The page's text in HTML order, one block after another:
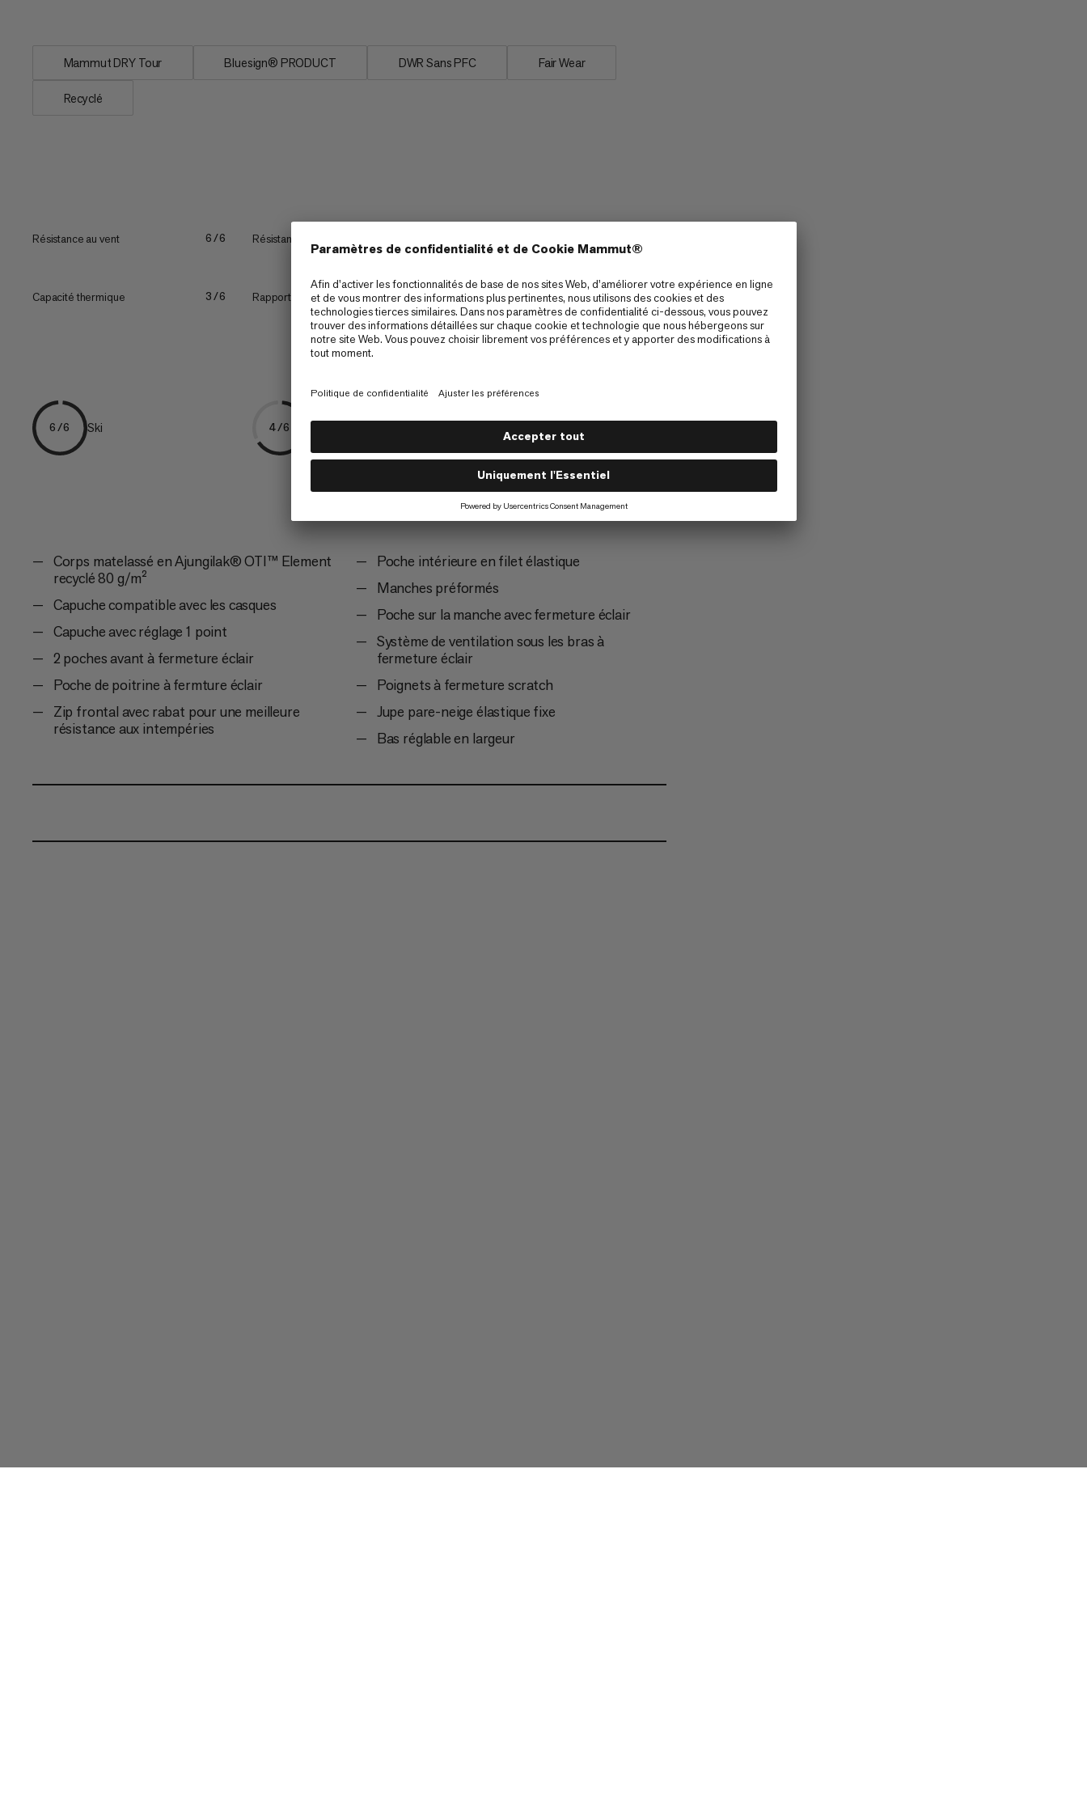
Mammut DRY Tour Bluesign® PRODUCT DWR Sans PFC Fair Wear
Recyclé
Résistance au vent 6/6 Résistance
Capacité thermique 3/6 Rapport chaleur/poids 3/6 Respirabilité 2/6
6/6 Ski 4/6
Corps matelassé en Ajungilak® OTI™ Element
recyclé 80 g/m²
Capuche compatible avec les casques
Capuche avec réglage 1 point
2 poches avant à fermeture éclair
Poche de poitrine à fermture éclair
Zip frontal avec rabat pour une meilleure
résistance aux intempéries
Poche intérieure en filet élastique
Manches préformés
Poche sur la manche avec fermeture éclair
Système de ventilation sous les bras à
fermeture éclair
Poignets à fermeture scratch
Jupe pare-neige élastique fixe
Bas réglable en largeur
Fall Line HS Thermo Hooded Jacket Women